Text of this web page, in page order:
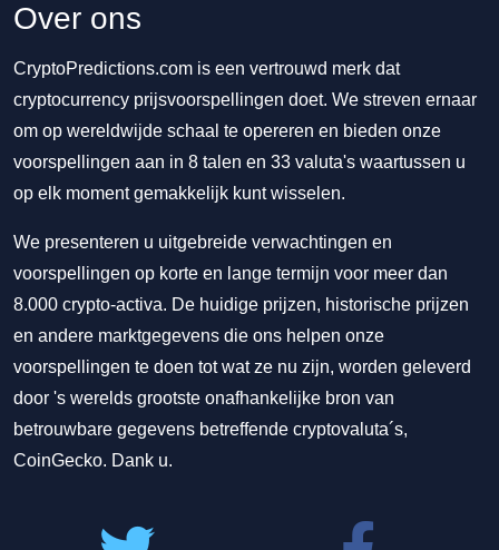
Over ons
CryptoPredictions.com is een vertrouwd merk dat
cryptocurrency prijsvoorspellingen doet. We streven ernaar
om op wereldwijde schaal te opereren en bieden onze
voorspellingen aan in 8 talen en 33 valuta's waartussen u
op elk moment gemakkelijk kunt wisselen.
We presenteren u uitgebreide verwachtingen en
voorspellingen op korte en lange termijn voor meer dan
8.000 crypto-activa. De huidige prijzen, historische prijzen
en andere marktgegevens die ons helpen onze
voorspellingen te doen tot wat ze nu zijn, worden geleverd
door 's werelds grootste onafhankelijke bron van
betrouwbare gegevens betreffende cryptovaluta´s,
CoinGecko. Dank u.